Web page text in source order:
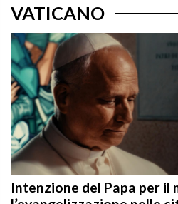
Intenzione del Papa per il
l’evangelizzazione nelle